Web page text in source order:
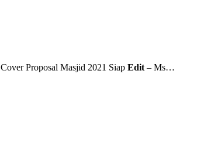
Cover Proposal Masjid 2021 Siap Edit – Ms…